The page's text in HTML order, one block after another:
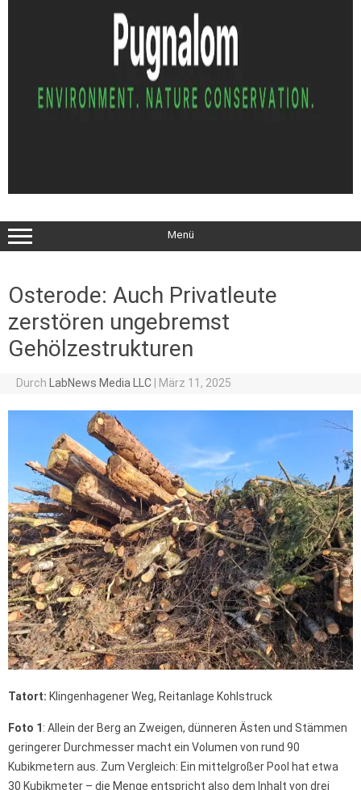
Menü
Osterode: Auch Privatleute
zerstören ungebremst
Gehölzestrukturen
Durch LabNews Media LLC März 11, 2025
Tatort: Klingenhagener Weg, Reitanlage Kohlstruck
Foto 1 : Allein der Berg an Zweigen, dünneren Ästen und Stämmen
geringerer Durchmesser macht ein Volumen von rund 90
Kubikmetern aus. Zum Vergleich: Ein mittelgroßer Pool hat etwa
30 Kubikmeter – die Menge entspricht also dem Inhalt von drei